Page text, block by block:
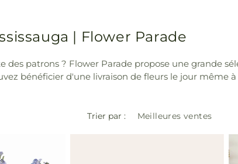
| Flower Parade
patrons ? Flower Parade propose une grande
bénéficier d'une livraison de fleurs le jour même à
Trier par :